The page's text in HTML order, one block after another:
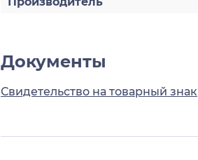
Документы
Свидетельство на товарный знак